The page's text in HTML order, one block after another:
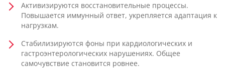
Активизируются восстановительные процессы.
Повышается иммунный ответ, укрепляется адаптация к
нагрузкам.
Стабилизируются фоны при кардиологических и
гастроэнтерологических нарушениях. Общее
самочувствие становится ровнее.